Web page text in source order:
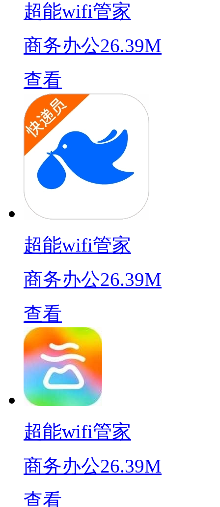
超能wifi管家
商务办公26.39M
查看
超能wifi管家
商务办公26.39M
查看
超能wifi管家
商务办公26.39M
查看